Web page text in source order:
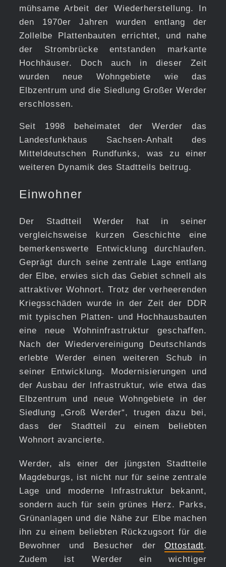
mühsame Arbeit der Wiederherstellung. In
den 1970er Jahren wurden entlang der
Zollelbe Plattenbauten errichtet, und nahe
der Strombrücke entstanden markante
Hochhäuser. Doch auch in dieser Zeit
wurden neue Wohngebiete wie das
Elbzentrum und die Siedlung Großer Werder
erschlossen.
Seit 1998 beheimatet der Werder das
Landesfunkhaus Sachsen-Anhalt des
Mitteldeutschen Rundfunks, was zu einer
weiteren Dynamik des Stadtteils beitrug.
Einwohner
Der Stadtteil Werder hat in seiner
vergleichsweise kurzen Geschichte eine
bemerkenswerte Entwicklung durchlaufen.
Geprägt durch seine zentrale Lage entlang
der Elbe, erwies sich das Gebiet schnell als
attraktiver Wohnort. Trotz der verheerenden
Kriegsschäden wurde in der Zeit der DDR
mit typischen Platten- und Hochhausbauten
eine neue Wohninfrastruktur geschaffen.
Nach der Wiedervereinigung Deutschlands
erlebte Werder einen weiteren Schub in
seiner Entwicklung. Modernisierungen und
der Ausbau der Infrastruktur, wie etwa das
Elbzentrum und neue Wohngebiete in der
Siedlung „Groß Werder“, trugen dazu bei,
dass der Stadtteil zu einem beliebten
Wohnort avancierte.
Werder, als einer der jüngsten Stadtteile
Magdeburgs, ist nicht nur für seine zentrale
Lage und moderne Infrastruktur bekannt,
sondern auch für sein grünes Herz. Parks,
Grünanlagen und die Nähe zur Elbe machen
ihn zu einem beliebten Rückzugsort für die
Bewohner und Besucher derOttostadt.
Zudem ist Werder ein wichtiger